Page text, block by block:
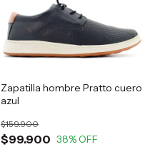
Zapatilla hombre Pratto cuero
azul
$99.900
$159.900
38% OFF